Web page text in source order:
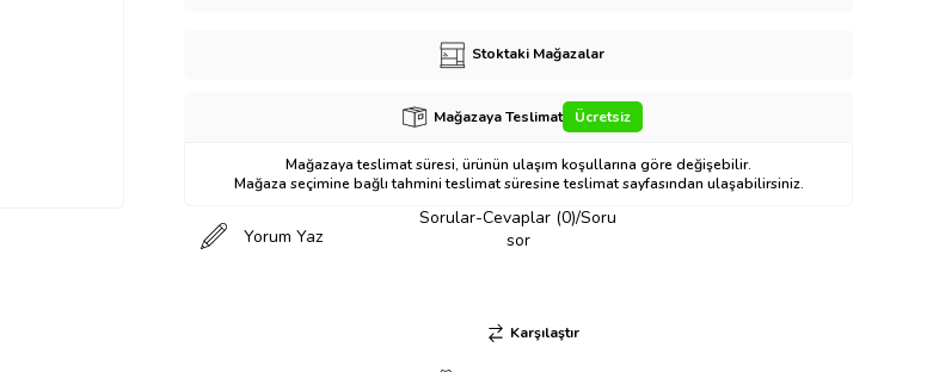
Stoktaki Mağazalar
Mağazaya Teslimat Ücretsiz
Mağazaya teslimat süresi, ürünün ulaşım koşullarına göre değişebilir.
Mağaza seçimine bağlı tahmini teslimat süresine teslimat sayfasından ulaşabilirsiniz.
Yorum Yaz
Sorular-Cevaplar (0)/Soru
sor
Karşılaştır